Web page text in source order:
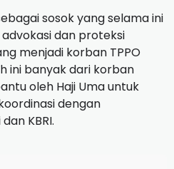
sosok yang selama ini
dan proteksi
menjadi korban TPPO
ini banyak dari korban
oleh Haji Uma untuk
dengan
KBRI.